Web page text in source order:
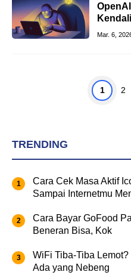
Mar. 6,
Page
1 Page
2
TRENDING
Cara Cek Masa Aktif
Sampai Internetmu
Cara Bayar GoFood
Beneran Bisa, Kok
WiFi Tiba-Tiba
Ada yang Nebeng